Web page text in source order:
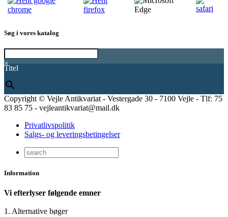
Søg i vores katalog
×
Titel
Copyright © Vejle Antikvariat - Vestergade 30 - 7100 Vejle - Tlf: 75
83 85 75 - vejleantikvariat@mail.dk
Privatlivspolitik
Salgs- og leveringsbetingelser
Information
Vi efterlyser følgende emner
1. Alternative bøger